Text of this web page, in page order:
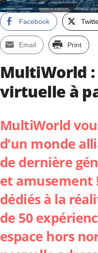
Facebook
Email Print
MultiWorld
virtuelle à
MultiWorld
d’un monde
de dernière
et amusement
dédiés à la
de 50
espace hors